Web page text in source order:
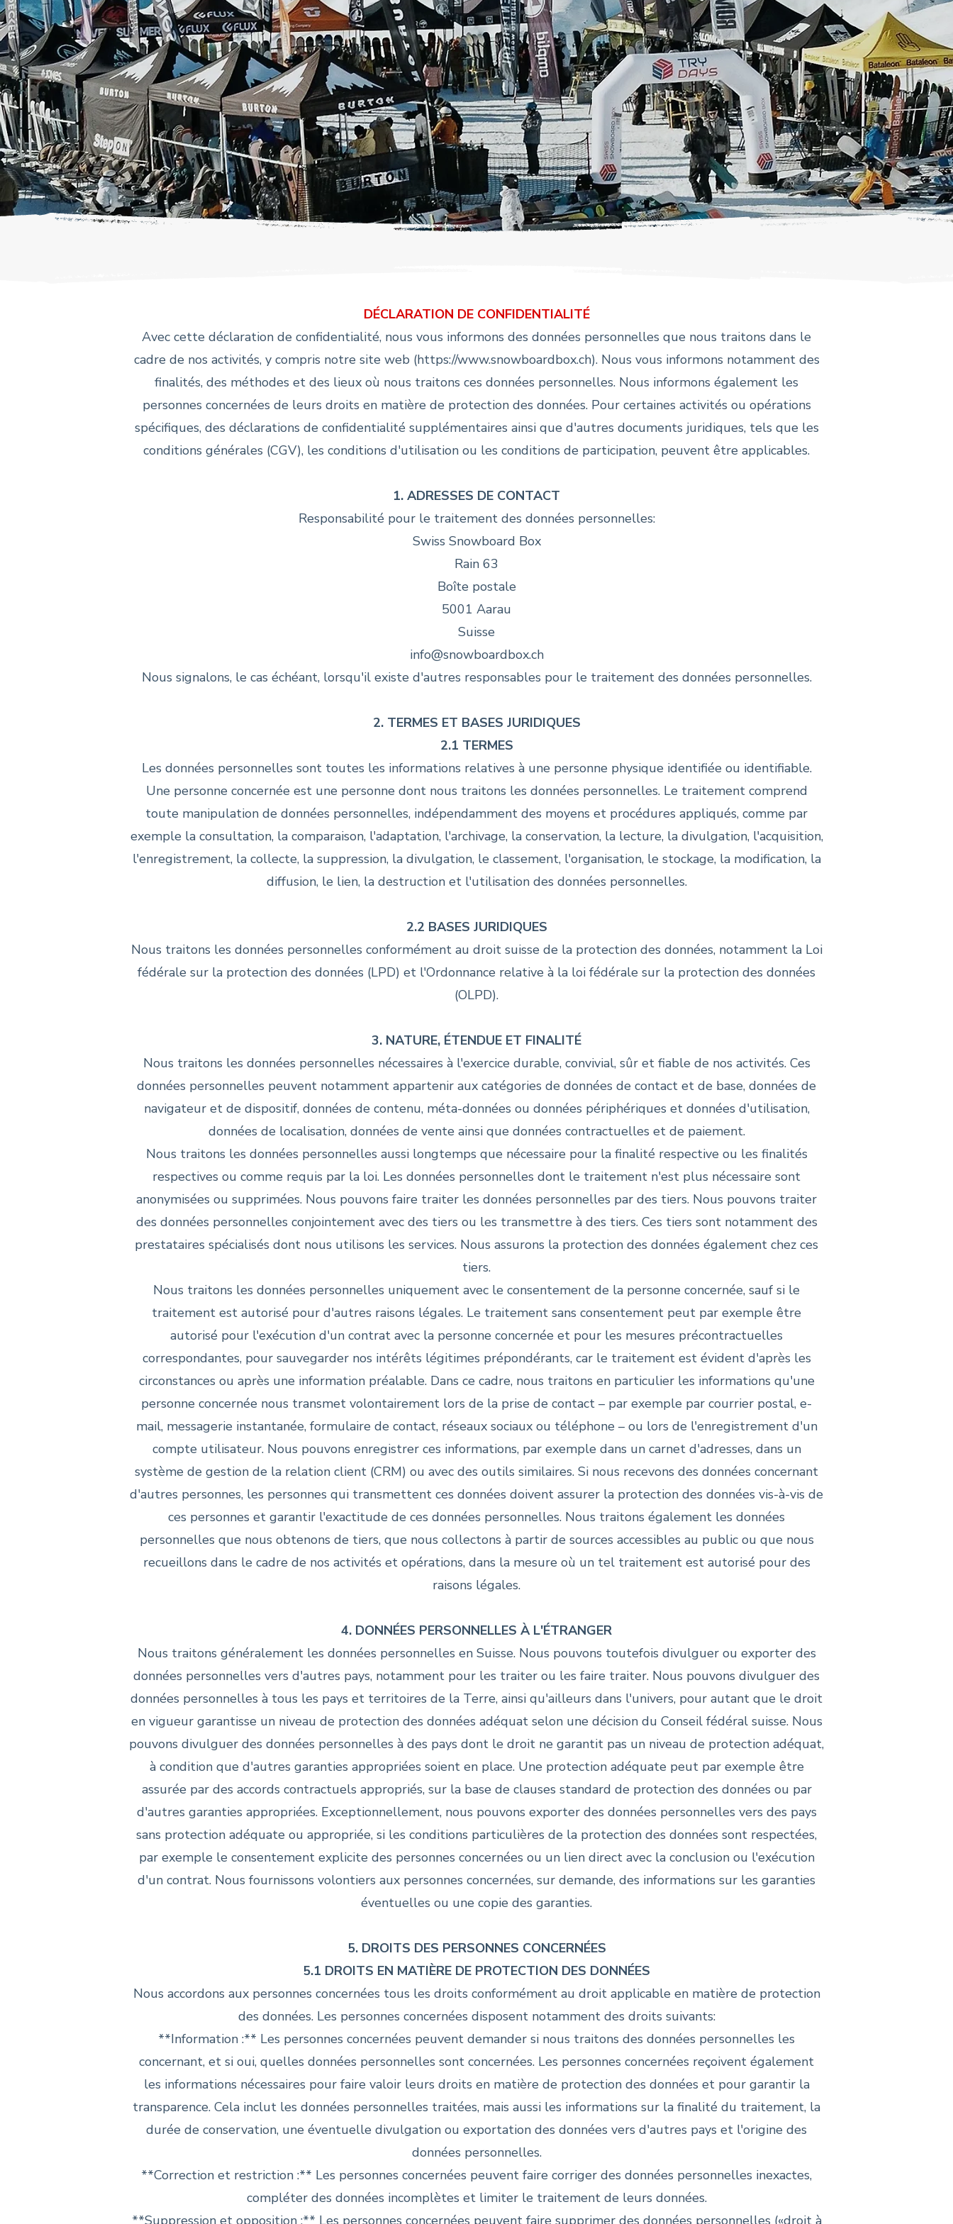
DÉCLARATION DE CONFIDENTIALITÉ
Avec cette déclaration de confidentialité, nous vous informons des données personnelles que nous traitons dans le
cadre de nos activités, y compris notre site web (https://www.snowboardbox.ch). Nous vous informons notamment des
finalités, des méthodes et des lieux où nous traitons ces données personnelles. Nous informons également les
personnes concernées de leurs droits en matière de protection des données. Pour certaines activités ou opérations
spécifiques, des déclarations de confidentialité supplémentaires ainsi que d'autres documents juridiques, tels que les
conditions générales (CGV), les conditions d'utilisation ou les conditions de participation, peuvent être applicables.
1. ADRESSES DE CONTACT
Responsabilité pour le traitement des données personnelles:
Swiss Snowboard Box
Rain 63
Boîte postale
5001 Aarau
Suisse
info@snowboardbox.ch
Nous signalons, le cas échéant, lorsqu'il existe d'autres responsables pour le traitement des données personnelles.
2. TERMES ET BASES JURIDIQUES
2.1 TERMES
Les données personnelles sont toutes les informations relatives à une personne physique identifiée ou identifiable.
Une personne concernée est une personne dont nous traitons les données personnelles. Le traitement comprend
toute manipulation de données personnelles, indépendamment des moyens et procédures appliqués, comme par
exemple la consultation, la comparaison, l'adaptation, l'archivage, la conservation, la lecture, la divulgation, l'acquisition,
l'enregistrement, la collecte, la suppression, la divulgation, le classement, l'organisation, le stockage, la modification, la
diffusion, le lien, la destruction et l'utilisation des données personnelles.
2.2 BASES JURIDIQUES
Nous traitons les données personnelles conformément au droit suisse de la protection des données, notamment la Loi
fédérale sur la protection des données (LPD) et l'Ordonnance relative à la loi fédérale sur la protection des données
(OLPD).
3. NATURE, ÉTENDUE ET FINALITÉ
Nous traitons les données personnelles nécessaires à l'exercice durable, convivial, sûr et fiable de nos activités. Ces
données personnelles peuvent notamment appartenir aux catégories de données de contact et de base, données de
navigateur et de dispositif, données de contenu, méta-données ou données périphériques et données d'utilisation,
données de localisation, données de vente ainsi que données contractuelles et de paiement.
Nous traitons les données personnelles aussi longtemps que nécessaire pour la finalité respective ou les finalités
respectives ou comme requis par la loi. Les données personnelles dont le traitement n'est plus nécessaire sont
anonymisées ou supprimées. Nous pouvons faire traiter les données personnelles par des tiers. Nous pouvons traiter
des données personnelles conjointement avec des tiers ou les transmettre à des tiers. Ces tiers sont notamment des
prestataires spécialisés dont nous utilisons les services. Nous assurons la protection des données également chez ces
tiers.
Nous traitons les données personnelles uniquement avec le consentement de la personne concernée, sauf si le
traitement est autorisé pour d'autres raisons légales. Le traitement sans consentement peut par exemple être
autorisé pour l'exécution d'un contrat avec la personne concernée et pour les mesures précontractuelles
correspondantes, pour sauvegarder nos intérêts légitimes prépondérants, car le traitement est évident d'après les
circonstances ou après une information préalable. Dans ce cadre, nous traitons en particulier les informations qu'une
personne concernée nous transmet volontairement lors de la prise de contact – par exemple par courrier postal, e-
mail, messagerie instantanée, formulaire de contact, réseaux sociaux ou téléphone – ou lors de l'enregistrement d'un
compte utilisateur. Nous pouvons enregistrer ces informations, par exemple dans un carnet d'adresses, dans un
système de gestion de la relation client (CRM) ou avec des outils similaires. Si nous recevons des données concernant
d'autres personnes, les personnes qui transmettent ces données doivent assurer la protection des données vis-à-vis de
ces personnes et garantir l'exactitude de ces données personnelles. Nous traitons également les données
personnelles que nous obtenons de tiers, que nous collectons à partir de sources accessibles au public ou que nous
recueillons dans le cadre de nos activités et opérations, dans la mesure où un tel traitement est autorisé pour des
raisons légales.
4. DONNÉES PERSONNELLES À L'ÉTRANGER
Nous traitons généralement les données personnelles en Suisse. Nous pouvons toutefois divulguer ou exporter des
données personnelles vers d'autres pays, notamment pour les traiter ou les faire traiter. Nous pouvons divulguer des
données personnelles à tous les pays et territoires de la Terre, ainsi qu'ailleurs dans l'univers, pour autant que le droit
en vigueur garantisse un niveau de protection des données adéquat selon une décision du Conseil fédéral suisse. Nous
pouvons divulguer des données personnelles à des pays dont le droit ne garantit pas un niveau de protection adéquat,
à condition que d'autres garanties appropriées soient en place. Une protection adéquate peut par exemple être
assurée par des accords contractuels appropriés, sur la base de clauses standard de protection des données ou par
d'autres garanties appropriées. Exceptionnellement, nous pouvons exporter des données personnelles vers des pays
sans protection adéquate ou appropriée, si les conditions particulières de la protection des données sont respectées,
par exemple le consentement explicite des personnes concernées ou un lien direct avec la conclusion ou l'exécution
d'un contrat. Nous fournissons volontiers aux personnes concernées, sur demande, des informations sur les garanties
éventuelles ou une copie des garanties.
5. DROITS DES PERSONNES CONCERNÉES
5.1 DROITS EN MATIÈRE DE PROTECTION DES DONNÉES
Nous accordons aux personnes concernées tous les droits conformément au droit applicable en matière de protection
des données. Les personnes concernées disposent notamment des droits suivants:
**Information :** Les personnes concernées peuvent demander si nous traitons des données personnelles les
concernant, et si oui, quelles données personnelles sont concernées. Les personnes concernées reçoivent également
les informations nécessaires pour faire valoir leurs droits en matière de protection des données et pour garantir la
transparence. Cela inclut les données personnelles traitées, mais aussi les informations sur la finalité du traitement, la
durée de conservation, une éventuelle divulgation ou exportation des données vers d'autres pays et l'origine des
données personnelles.
**Correction et restriction :** Les personnes concernées peuvent faire corriger des données personnelles inexactes,
compléter des données incomplètes et limiter le traitement de leurs données.
**Suppression et opposition :** Les personnes concernées peuvent faire supprimer des données personnelles («droit à